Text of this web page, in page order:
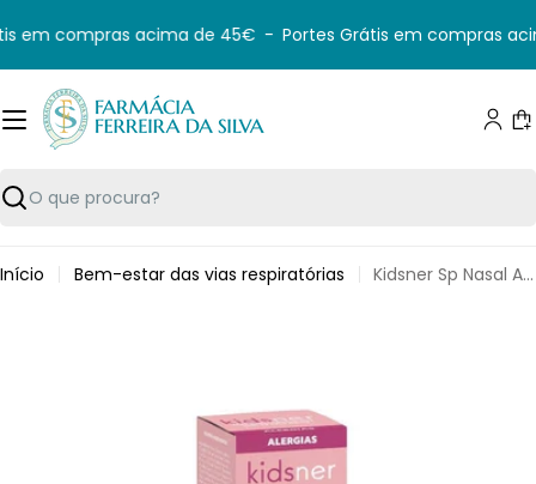
para
o
conteúdo
em compras acima de 45€ - Portes Grátis em compras
Pesquisar
Início Bem-estar das vias respiratórias
Kidsner Sp Nasal Alerg Afonso 3A+ 10Ml